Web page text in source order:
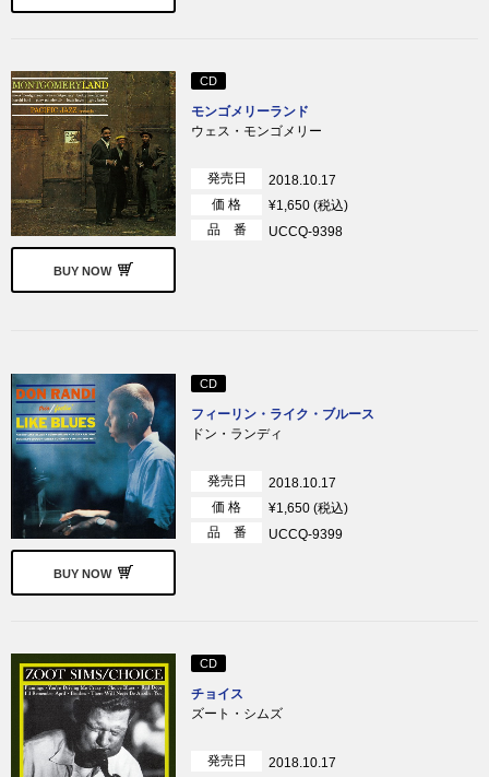
BUY NOW
CD
モンゴメリーランド
ウェス・モンゴメリー
発売日
2018.10.17
価 格
¥1,650 (税込)
品 番
UCCQ-9398
BUY NOW
CD
フィーリン・ライク・ブルース
ドン・ランディ
発売日
2018.10.17
価 格
¥1,650 (税込)
品 番
UCCQ-9399
CD
チョイス
ズート・シムズ
発売日
2018.10.17